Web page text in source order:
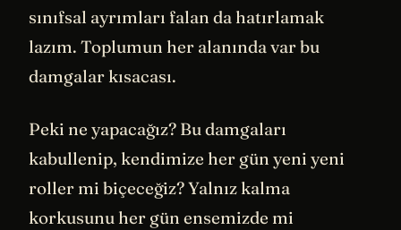
sınıfsal ayrımları falan da hatırlamak
lazım. Toplumun her alanında var bu
damgalar kısacası.
Peki ne yapacağız? Bu damgaları
kabullenip, kendimize her gün yeni yeni
roller mi biçeceğiz? Yalnız kalma
korkusunu her gün ensemizde mi